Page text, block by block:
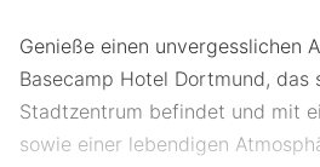
Genieße einen unvergesslichen
Basecamp Hotel Dortmund, das
Stadtzentrum befindet und mit
sowie einer lebendigen